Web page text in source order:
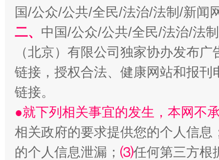
揭开“小金库”的免责幌子
国/公众/公共/全民/法治/法制/新闻
二、 中国/公众/公共/全民/法治/法
（北京）有限公司独家协办发布
链接，授权合法、健康网站和报
链接。
●就下列相关事宜的发生，本网不
相关政府的要求提供您的个人信息
的个人信息泄漏； ⑶任何第三方根